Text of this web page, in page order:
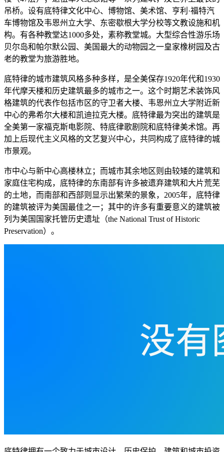
吊桥。设有底特律文化中心、博物馆、美术馆、亨利·福特汽
车博物馆及韦恩州立大学、东密歇根大学分校等文教设施和机
构。有各种教堂达1000多处，素称教堂城。大型综合性游乐场
贝尔岛和帕尔默公园、美国最大的动物园之一皇家橡树园及古
老的教堂为旅游胜地。
底特律的城市建筑风格多种多样，是全美保存1920年代和1930
年代摩天楼和历史建筑最多的城市之一。这个时期艺术装饰风
格建筑的代表作包括市区的守卫者大楼、韦恩州立大学附近新
中心的弗希尔大楼和凯迪拉克大楼。底特律最为突出的建筑是
全美第一家福克斯电影院、特底律歌剧院和底特律美术馆。再
加上后现代主义风格的文艺复兴中心，共同构成了底特律的城
市景观。
市中心与新中心高楼林立；而城市其余地区则由较矮的建筑和
家庭住宅构成，底特律的东南部有许多被遗弃建筑和大片荒芜
的土地，而南部和西部则显示出繁荣的景象，2005年，底特律
的建筑被评为美国最佳之一；其中的许多有重要意义的建筑被
列为美国国家托管历史遗址（the National Trust of Historic
Preservation）。